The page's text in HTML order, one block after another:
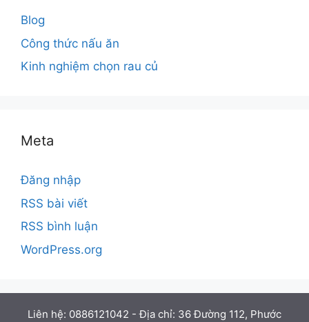
Blog
Công thức nấu ăn
Kinh nghiệm chọn rau củ
Meta
Đăng nhập
RSS bài viết
RSS bình luận
WordPress.org
Liên hệ: 0886121042 - Địa chỉ: 36 Đường 112, Phước